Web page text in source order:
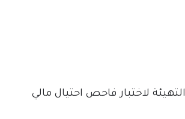
التهيئة لاختبار فاحص احتيال مالي